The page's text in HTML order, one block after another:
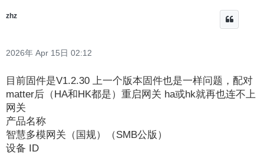
zhz
2026年 Apr 15日 02:12
目前固件是V1.2.30 上一个版本固件也是一样问题，配对
matter后（HA和HK都是）重启网关 ha或hk就再也连不上
网关
产品名称
智慧多模网关（国规）（SMB公版）
设备 ID